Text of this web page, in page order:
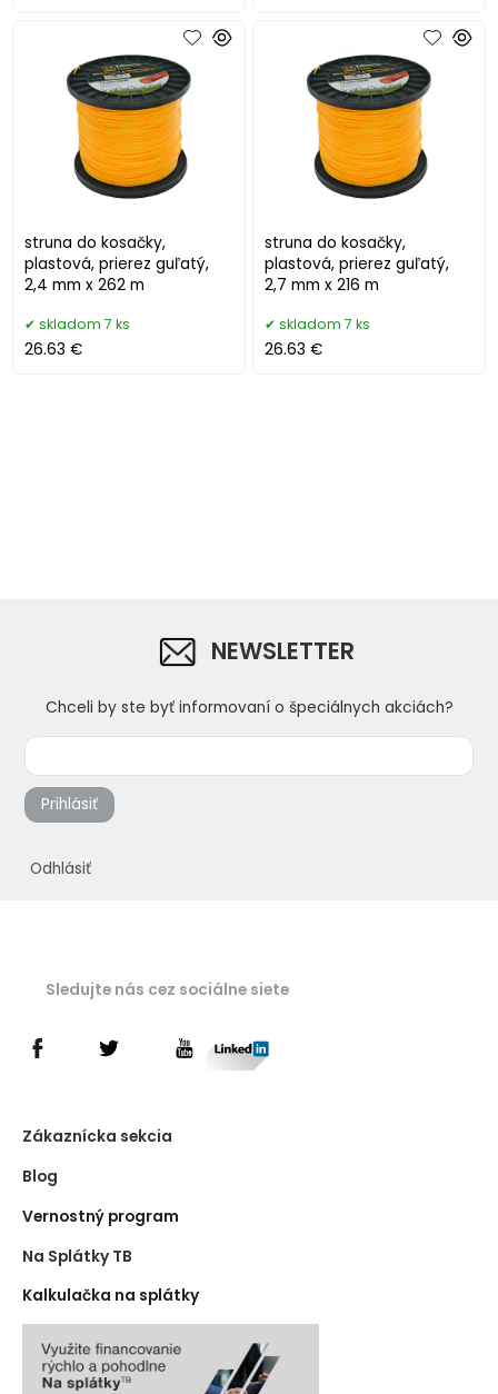
struna do kosačky,
plastová, prierez guľatý,
2,4 mm x 262 m
skladom 7 ks
26.63 €
struna do kosačky,
plastová, prierez guľatý,
2,7 mm x 216 m
skladom 7 ks
26.63 €
NEWSLETTER
Chceli by ste byť informovaní o špeciálnych akciách?
Prihlásiť
Odhlásiť
Sledujte nás cez sociálne siete
Zákaznícka sekcia
Blog
Vernostný program
Na Splátky TB
Kalkulačka na splátky